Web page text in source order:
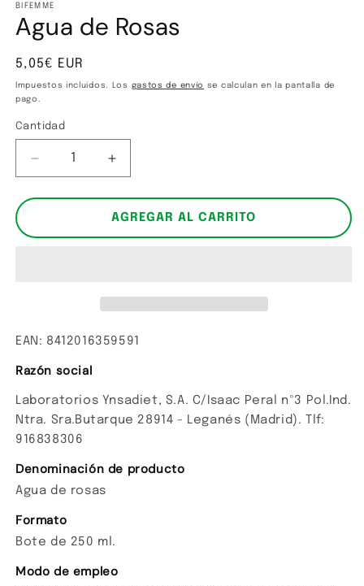
multimedia
en
ventana
modal
BIFEMME
Agua de Rosas
Precio
habitual
5,05€ EUR
Impuestos incluidos. Los gastos de envío se calculan en la pantalla de
pago.
Cantidad
Cantidad
Reducir
cantidad
para
de
Aumentar
cantidad
para
Agua
de
AGREGAR AL CARRITO
EAN: 8412016359591
Razón social
Laboratorios Ynsadiet, S.A. C/Isaac Peral nº3 Pol.Ind.
Ntra. Sra.Butarque 28914 - Leganés (Madrid). Tlf:
916838306
Denominación de producto
Agua de rosas
Formato
Bote de 250 ml.
Modo de empleo